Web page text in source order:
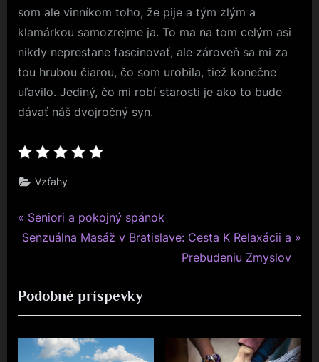
som ale vinníkom toho, že pije a tým zlým a
klamárkou samozrejme ja. To ma na tom celým asi
nikdy neprestane fascinovať, ale zároveň sa mi za
tou hrubou čiarou, čo som urobila, tiež konečne
uľavilo. Jediný, čo mi robí starosti je ako to bude
dávať náš dvojročný syn.
Vzťahy
Navigace
P
r
i
o
u
Seniori a pokojný spánok
N
t
P
o
Senzuálna Masáž v Bratislave: Cesta K Relaxácii a
Prebudeniu Zmyslov
Podobné príspevky